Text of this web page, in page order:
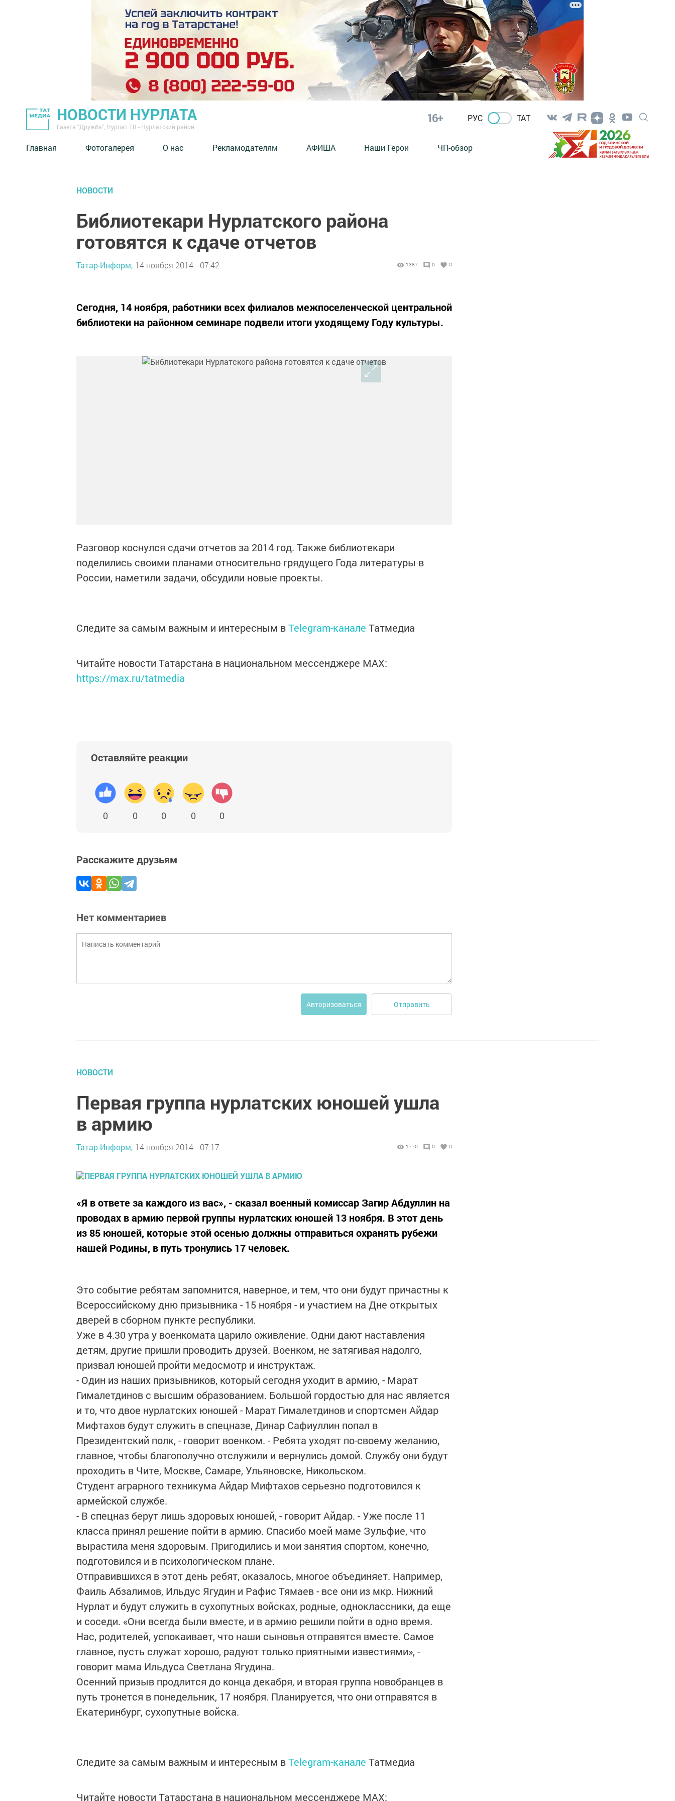
НОВОСТИ НУРЛАТА
Газета "Дружба", Нурлат ТВ - Нурлатский район
16+ РУС ТАТ
Главная Фотогалерея О нас Рекламодателям АФИША Наши Герои ЧП-обзор
НОВОСТИ
Библиотекари Нурлатского района
готовятся к сдаче отчетов
Татар-Информ, 14 ноября 2014 - 07:42 1387 0 0
Сегодня, 14 ноября, работники всех филиалов межпоселенческой центральной
библиотеки на районном семинаре подвели итоги уходящему Году культуры.
Разговор коснулся сдачи отчетов за 2014 год. Также библиотекари
поделились своими планами относительно грядущего Года литературы в
России, наметили задачи, обсудили новые проекты.
Следите за самым важным и интересным вTelegram-канале Татмедиа
Читайте новости Татарстана в национальном мессенджере MАХ:
https://max.ru/tatmedia
Оставляйте реакции
0 0 0 0 0
Расскажите друзьям
Нет комментариев
Авторизоваться Отправить
НОВОСТИ
Первая группа нурлатских юношей ушла
в армию
Татар-Информ, 14 ноября 2014 - 07:17 1770 0 0
«Я в ответе за каждого из вас», - сказал военный комиссар Загир Абдуллин на
проводах в армию первой группы нурлатских юношей 13 ноября. В этот день
из 85 юношей, которые этой осенью должны отправиться охранять рубежи
нашей Родины, в путь тронулись 17 человек.
Это событие ребятам запомнится, наверное, и тем, что они будут причастны к
Всероссийскому дню призывника - 15 ноября - и участием на Дне открытых
дверей в сборном пункте республики.
Уже в 4.30 утра у военкомата царило оживление. Одни дают наставления
детям, другие пришли проводить друзей. Военком, не затягивая надолго,
призвал юношей пройти медосмотр и инструктаж.
- Один из наших призывников, который сегодня уходит в армию, - Марат
Гималетдинов с высшим образованием. Большой гордостью для нас является
и то, что двое нурлатских юношей - Марат Гималетдинов и спортсмен Айдар
Мифтахов будут служить в спецназе, Динар Сафиуллин попал в
Президентский полк, - говорит военком. - Ребята уходят по-своему желанию,
главное, чтобы благополучно отслужили и вернулись домой. Службу они будут
проходить в Чите, Москве, Самаре, Ульяновске, Никольском.
Студент аграрного техникума Айдар Мифтахов серьезно подготовился к
армейской службе.
- В спецназ берут лишь здоровых юношей, - говорит Айдар. - Уже после 11
класса принял решение пойти в армию. Спасибо моей маме Зульфие, что
вырастила меня здоровым. Пригодились и мои занятия спортом, конечно,
подготовился и в психологическом плане.
Отправившихся в этот день ребят, оказалось, многое объединяет. Например,
Фаиль Абзалимов, Ильдус Ягудин и Рафис Тямаев - все они из мкр. Нижний
Нурлат и будут служить в сухопутных войсках, родные, одноклассники, да еще
и соседи. «Они всегда были вместе, и в армию решили пойти в одно время.
Нас, родителей, успокаивает, что наши сыновья отправятся вместе. Самое
главное, пусть служат хорошо, радуют только приятными известиями», -
говорит мама Ильдуса Светлана Ягудина.
Осенний призыв продлится до конца декабря, и вторая группа новобранцев в
путь тронется в понедельник, 17 ноября. Планируется, что они отправятся в
Екатеринбург, сухопутные войска.
Следите за самым важным и интересным вTelegram-канале Татмедиа
Читайте новости Татарстана в национальном мессенджере MАХ: